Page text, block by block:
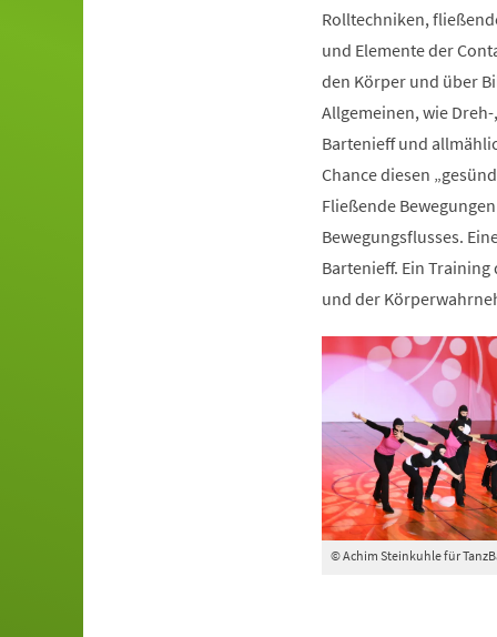
Rolltechniken,
und Elemente der
den Körper und über
Allgemeinen, wie
Bartenieff und
Chance diesen
Fließende
Bewegungsflusses.
Bartenieff. Ein
und der
© Achim Steinkuhle für